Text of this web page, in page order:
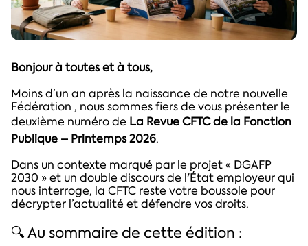
Bonjour à toutes et à tous,
Moins d’un an après la naissance de notre nouvelle
Fédération , nous sommes fiers de vous présenter le
deuxième numéro de La Revue CFTC de la Fonction
Publique – Printemps 2026.
Dans un contexte marqué par le projet « DGAFP
2030 » et un double discours de l'État employeur qui
nous interroge, la CFTC reste votre boussole pour
décrypter l’actualité et défendre vos droits.
🔍 Au sommaire de cette édition :